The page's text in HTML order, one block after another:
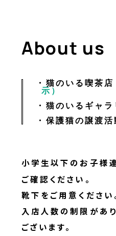
About us
猫のいる喫茶店
示）
猫のいるギャラ
保護猫の譲渡活
小学生以下のお子様
ご確認ください。
靴下をご用意ください
入店人数の制限があ
ございます。